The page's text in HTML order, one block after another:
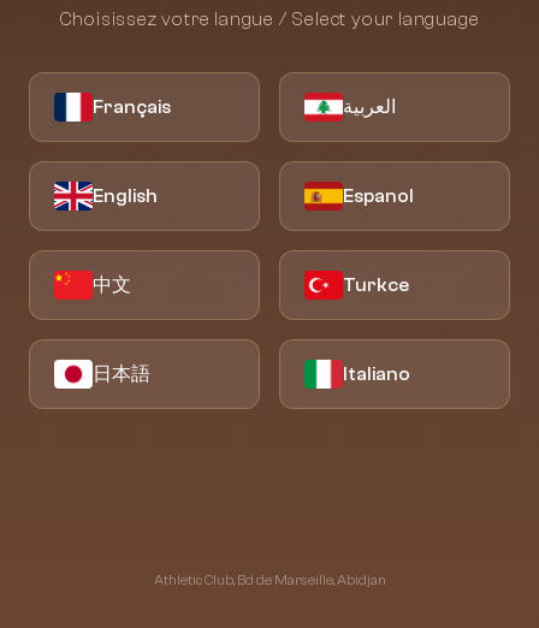
Choisissez votre langue / Select your language
Français العربية
English Espanol
中文 Turkce
日本語 Italiano
Athletic Club, Bd de Marseille, Abidjan